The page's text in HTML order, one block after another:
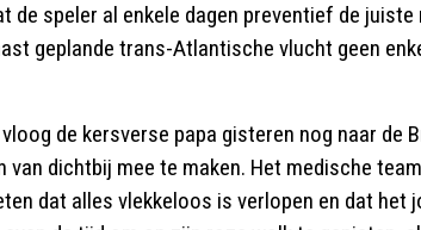
de speler al enkele dagen preventief de
geplande trans-Atlantische vlucht geen
de kersverse papa gisteren nog naar de
dichtbij mee te maken. Het medische
dat alles vlekkeloos is verlopen en dat het